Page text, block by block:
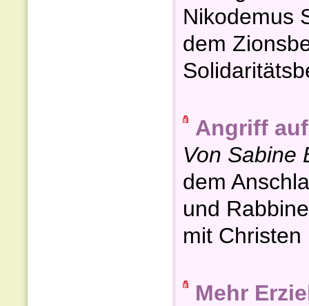
Nikodemus
dem
Angriff
Von Sabine
dem
und
mit Christen
Mehr